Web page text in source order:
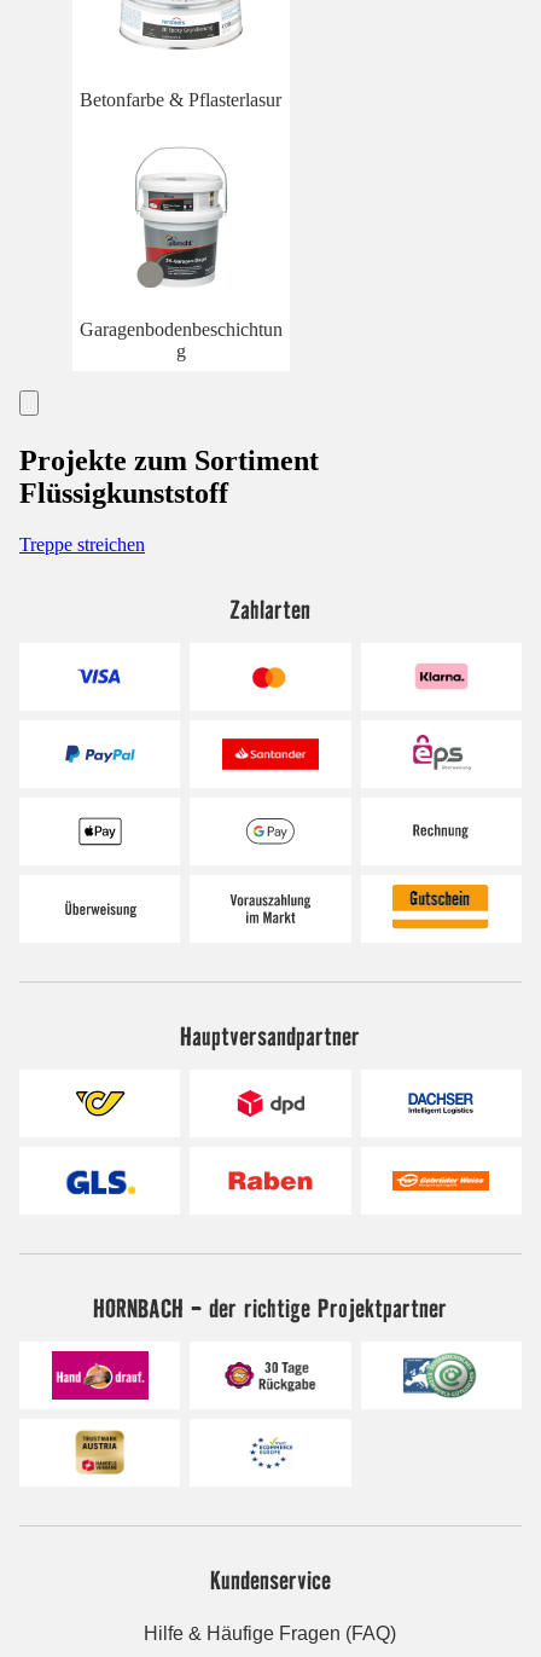
Betonfarbe & Pflasterlasur
Garagenbodenbeschichtun
g
Projekte zum Sortiment
Flüssigkunststoff
Treppe streichen
Zahlarten
Hauptversandpartner
HORNBACH - der richtige Projektpartner
Kundenservice
Hilfe & Häufige Fragen (FAQ)